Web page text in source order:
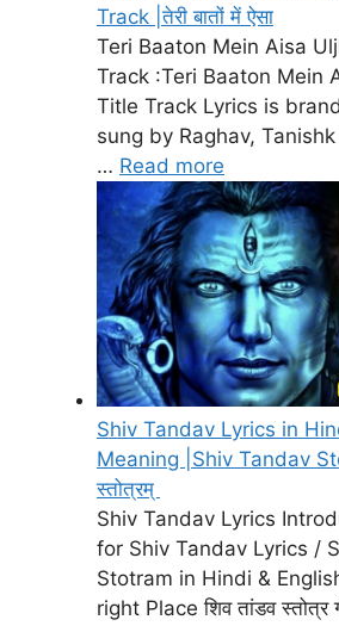
Track |तेरी बातों में ऐसा
Teri Baaton Mein Aisa
Track :Teri Baaton Mein
Title Track Lyrics is
sung by Raghav,
… Read more
Shiv Tandav Lyrics in
Meaning |Shiv Tandav
स्तोत्रम्
Shiv Tandav Lyrics
for Shiv Tandav Lyrics /
Stotram in Hindi &
right Place शिव तांडव स्तोत्र